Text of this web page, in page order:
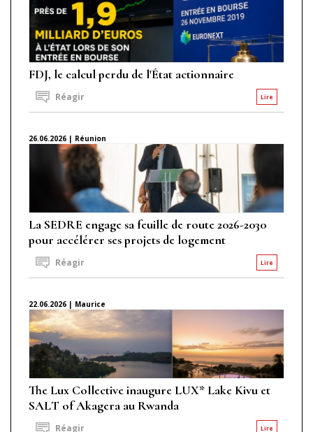
FDJ, le calcul perdu de l'État actionnaire
Lire
Réagir
26.06.2026 | Réunion
La SEDRE engage sa feuille de route 2026-2030
pour accélérer ses projets de logement
Lire
Réagir
22.06.2026 | Maurice
The Lux Collective inaugure LUX* Lake Kivu et
SALT of Akagera au Rwanda
Lire
Réagir